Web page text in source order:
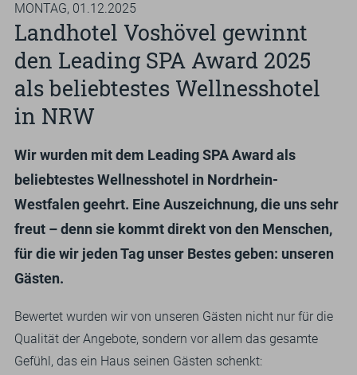
MONTAG, 01.12.2025
Landhotel Voshövel gewinnt
den Leading SPA Award 2025
als beliebtestes Wellnesshotel
in NRW
Wir wurden mit dem Leading SPA Award als
beliebtestes Wellnesshotel in Nordrhein-
Westfalen geehrt. Eine Auszeichnung, die uns sehr
freut – denn sie kommt direkt von den Menschen,
für die wir jeden Tag unser Bestes geben: unseren
Gästen.
Bewertet wurden wir von unseren Gästen nicht nur für die
Qualität der Angebote, sondern vor allem das gesamte
Gefühl, das ein Haus seinen Gästen schenkt: